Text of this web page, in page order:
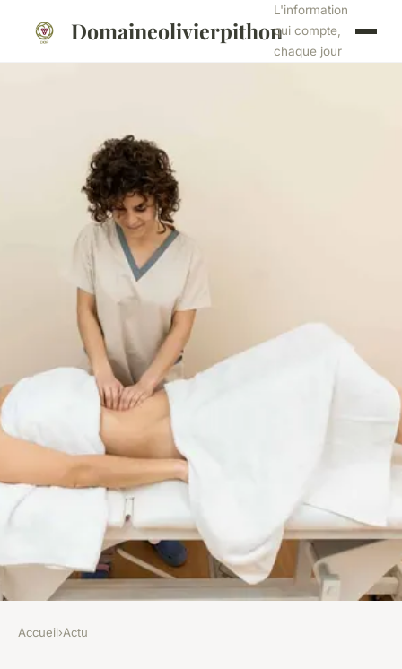
Domaineolivierpithon
L'information
qui compte,
chaque jour
Accueil›Actu